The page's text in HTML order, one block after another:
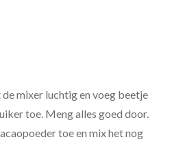
mixer luchtig en voeg beetje
toe. Meng alles goed door.
toe en mix het nog